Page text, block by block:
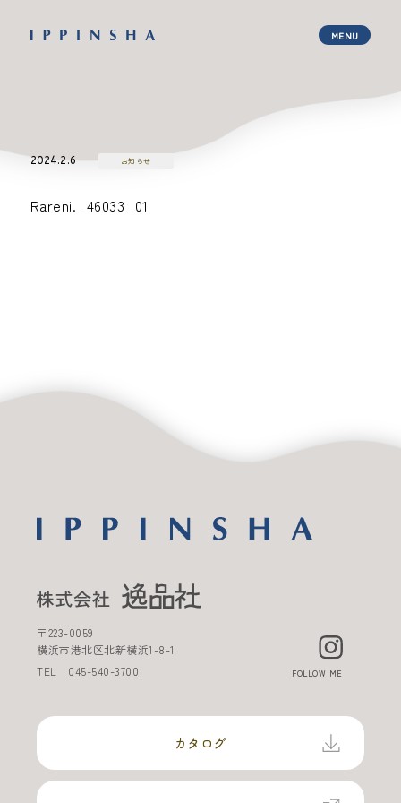
2024.2.6 お知らせ
Rareni._46033_01
〒223-0059
横浜市港北区北新横浜1-8-1
TEL 045-540-3700 FOLLOW ME
カタログ